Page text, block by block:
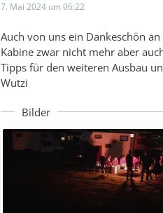
7. Mai 2024 um 06:22
Auch von uns ein Dankeschön
Kabine zwar nicht mehr aber
Tipps für den weiteren Ausbau
Wutzi
Bilder